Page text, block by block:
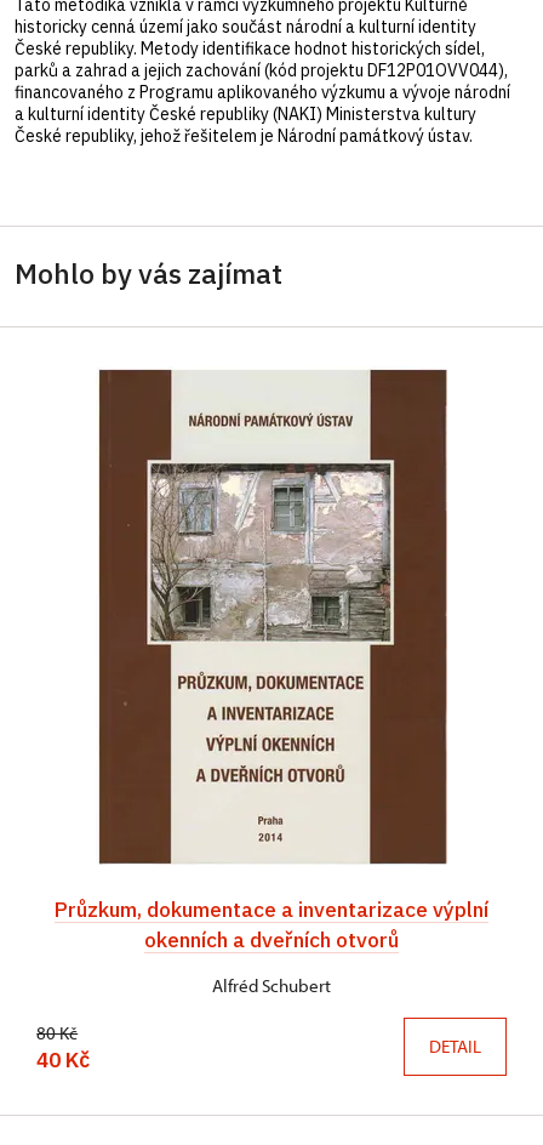
Tato metodika vznikla v rámci výzkumného projektu Kulturně
historicky cenná území jako součást národní a kulturní identity
České republiky. Metody identifikace hodnot historických sídel,
parků a zahrad a jejich zachování (kód projektu DF12P01OVV044),
financovaného z Programu aplikovaného výzkumu a vývoje národní
a kulturní identity České republiky (NAKI) Ministerstva kultury
České republiky, jehož řešitelem je Národní památkový ústav.
Mohlo by vás zajímat
Průzkum, dokumentace a inventarizace výplní
okenních a dveřních otvorů
Alfréd Schubert
80 Kč
40 Kč DETAIL